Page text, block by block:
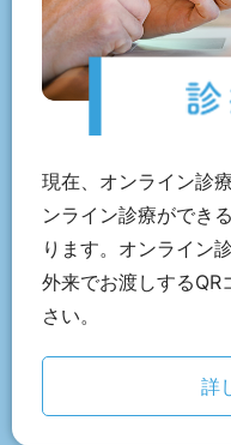
現在、オンライン診
ンライン診療ができ
ります。オンライン
外来でお渡しするQR
さい。
詳